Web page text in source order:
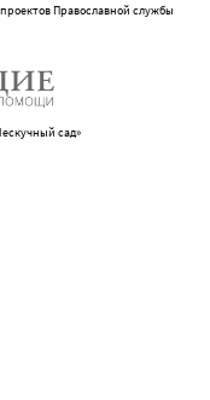
Православной службы
сад»